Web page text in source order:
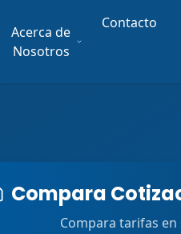
Acerca de
Nosotros
Contacto
Compara
Compara tarifas